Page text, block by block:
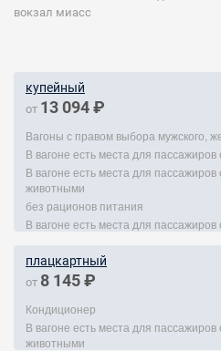
вокзал миасс
купейный
от 13 094 ₽
Вагоны с правом выбора мужского,
В вагоне есть места для пассажиров
В вагоне есть места для
животными
без рационов питания
В вагоне есть места для пассажиров
плацкартный
от 8 145 ₽
Кондиционер
В вагоне есть места для
животными